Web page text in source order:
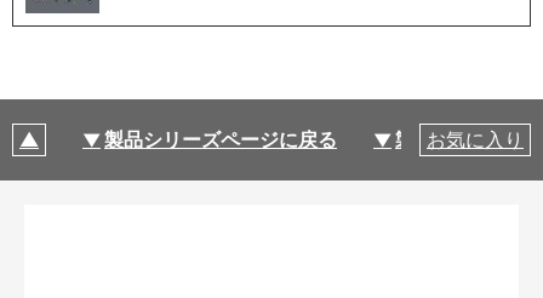
製品シリーズページに戻る 製品仕様
お気に入り